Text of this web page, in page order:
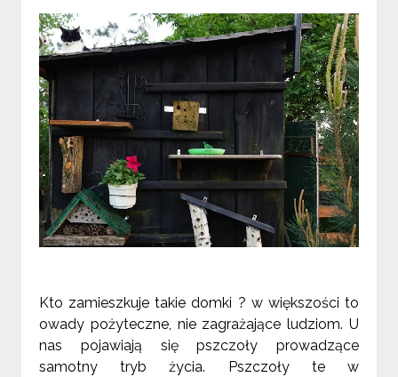
Kto zamieszkuje takie domki ? w większości to
owady pożyteczne, nie zagrażające ludziom. U
nas pojawiają się pszczoły prowadzące
samotny tryb życia. Pszczoły te w